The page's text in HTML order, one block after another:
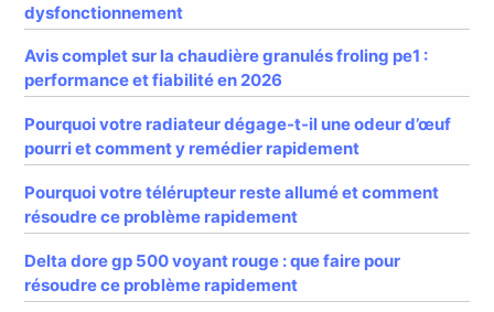
dysfonctionnement
Avis complet sur la chaudière granulés froling pe1 :
performance et fiabilité en 2026
Pourquoi votre radiateur dégage-t-il une odeur d’œuf
pourri et comment y remédier rapidement
Pourquoi votre télérupteur reste allumé et comment
résoudre ce problème rapidement
Delta dore gp 500 voyant rouge : que faire pour
résoudre ce problème rapidement